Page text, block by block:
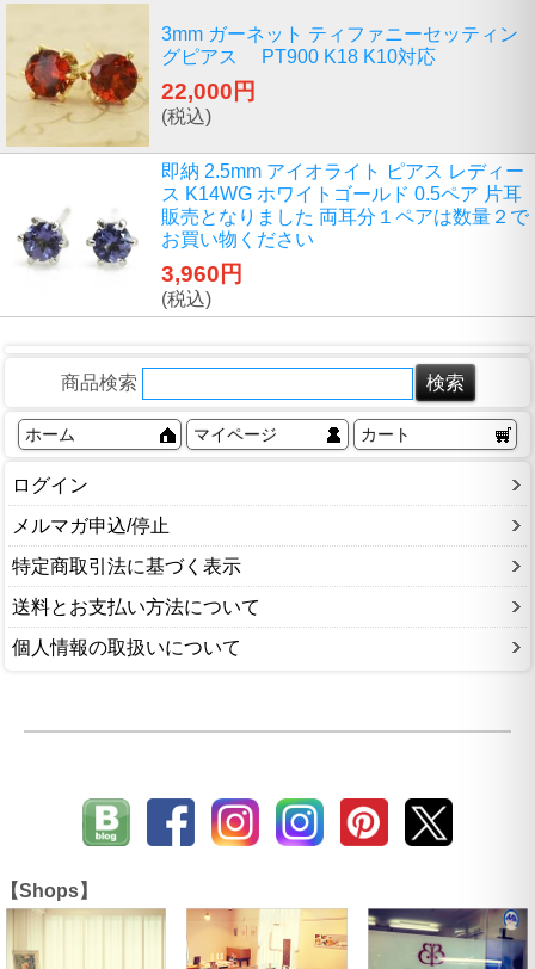
3mm ガーネット ティファニーセッティン
グピアス PT900 K18 K10対応
22,000円
(税込)
即納 2.5mm アイオライト ピアス レディー
ス K14WG ホワイトゴールド 0.5ペア 片耳
販売となりました 両耳分１ペアは数量２で
お買い物ください
3,960円
(税込)
商品検索
ホーム マイページ カート
ログイン
メルマガ申込/停止
特定商取引法に基づく表示
送料とお支払い方法について
個人情報の取扱いについて
【Shops】